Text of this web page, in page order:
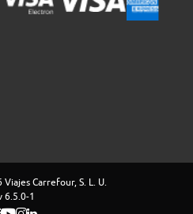
Carrefour, S. L. U.
6.5.0-1